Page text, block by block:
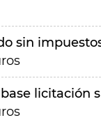
sin
licitación